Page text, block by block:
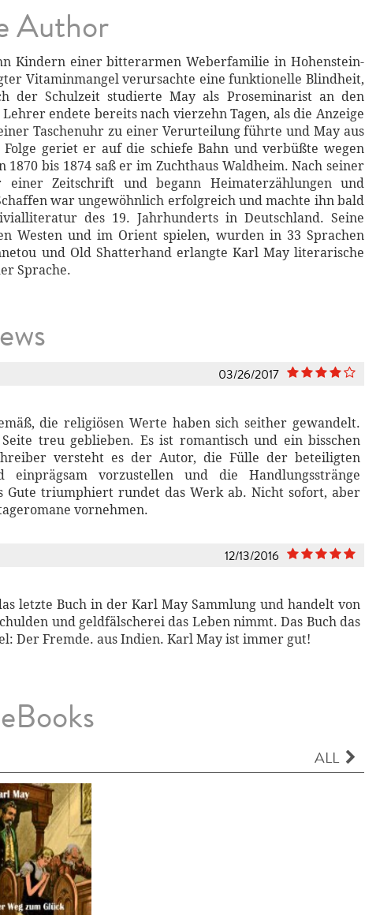
Author
Kindern einer bitterarmen Weberfamilie in Hohenstein-
Vitaminmangel verursachte eine funktionelle Blindheit,
der Schulzeit studierte May als Proseminarist an den
endete bereits nach vierzehn Tagen, als die Anzeige
Taschenuhr zu einer Verurteilung führte und May aus
geriet er auf die schiefe Bahn und verbüßte wegen
bis 1874 saß er im Zuchthaus Waldheim. Nach seiner
Zeitschrift und begann Heimaterzählungen und
war ungewöhnlich erfolgreich und machte ihn bald
des 19. Jahrhunderts in Deutschland. Seine
Westen und im Orient spielen, wurden in 33 Sprachen
und Old Shatterhand erlangte Karl May literarische
Sprache.
03/26/2017
die religiösen Werte haben sich seither gewandelt.
treu geblieben. Es ist romantisch und ein bisschen
versteht es der Autor, die Fülle der beteiligten
vorzustellen und die Handlungsstränge
Gute triumphiert rundet das Werk ab. Nicht sofort, aber
vornehmen.
12/13/2016
letzte Buch in der Karl May Sammlung und handelt von
und geldfälscherei das Leben nimmt. Das Buch das
Der Fremde. aus Indien. Karl May ist immer gut!
ALL